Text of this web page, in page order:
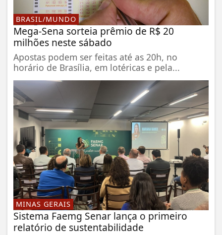
BRASIL/MUNDO
Mega-Sena sorteia prêmio de R$ 20
milhões neste sábado
Apostas podem ser feitas até as 20h, no
horário de Brasília, em lotéricas e pela...
MINAS GERAIS
Sistema Faemg Senar lança o primeiro
relatório de sustentabilidade